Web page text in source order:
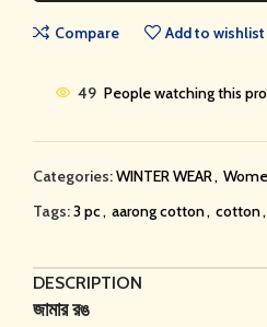
Compare Add to wishlist
49 People watching this
Categories:WINTER WEAR,
Tags:3 pc, aarong cotton, cotton,
DESCRIPTION
জামার রঙ